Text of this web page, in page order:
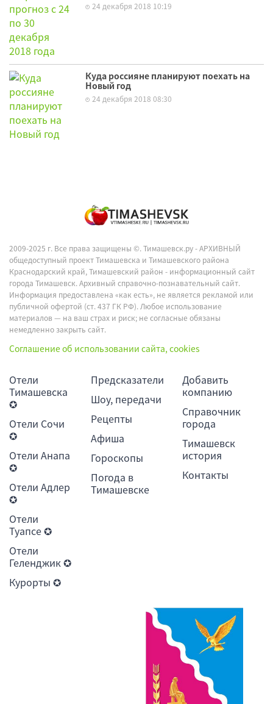
24 декабря 2018 10:19
Куда россияне планируют поехать на
Новый год
24 декабря 2018 08:30
2009-2025 г. Все права защищены ©.Тимашевск.ру - АРХИВНЫЙ
общедоступный проект Тимашевска и Тимашевского района
Краснодарский край, Тимашевский район - информационный сайт
города Тимашевск. Архивный справочно-познавательный сайт.
Информация предоставлена «как есть», не является рекламой или
публичной офертой (ст. 437 ГК РФ). Любое использование
материалов — на ваш страх и риск; не согласные обязаны
немедленно закрыть сайт.
Соглашение об использовании сайта, cookies
Отели
Тимашевска
✪
Отели Сочи
✪
Отели Анапа
✪
Отели Адлер
✪
Отели
Туапсе ✪
Отели
Геленджик ✪
Курорты ✪
Предсказатели
Шоу, передачи
Рецепты
Афиша
Гороскопы
Погода в
Тимашевске
Добавить
компанию
Справочник
города
Тимашевск
история
Контакты